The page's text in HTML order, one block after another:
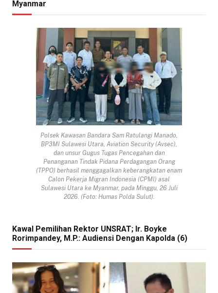
Myanmar
Polsek Kawasan Bandara Sam Ratulangi Manado,
BP3MI Sulawesi Utara, Aviation Security (Avsec),
dan unsur Gugus Tugas Pencegahan dan
Penanganan Tindak Pidana Perdagangan Orang
(TPPO) berhasil menggagalkan keberangkatan enam
Calon Pekerja Migran Indonesia (CPMI) asal
Sulawesi Utara ke Myanmar, pada Minggu, 26 Juli
2026. (Foto: Humas Polda Sulut).
Kawal Pemilihan Rektor UNSRAT; Ir. Boyke
Rorimpandey, M.P.: Audiensi Dengan Kapolda (6)